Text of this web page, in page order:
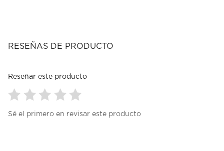
RESEÑAS DE PRODUCTO
Reseñar este producto
paraparaparaparapara
Sé el primero en revisar este producto